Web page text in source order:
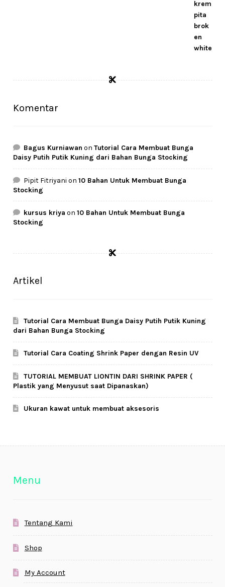
Komentar
Bagus Kurniawan onTutorial Cara Membuat Bunga
Daisy Putih Putik Kuning dari Bahan Bunga Stocking
Pipit Fitriyani on10 Bahan Untuk Membuat Bunga
Stocking
kursus kriya on10 Bahan Untuk Membuat Bunga
Stocking
Artikel
Tutorial Cara Membuat Bunga Daisy Putih Putik Kuning
dari Bahan Bunga Stocking
Tutorial Cara Coating Shrink Paper dengan Resin UV
TUTORIAL MEMBUAT LIONTIN DARI SHRINK PAPER (
Plastik yang Menyusut saat Dipanaskan)
Ukuran kawat untuk membuat aksesoris
Menu
Tentang Kami
Shop
My Account